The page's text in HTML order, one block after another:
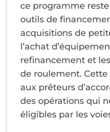
ce programme
outils de
acquisitions de
l’achat
refinancement et
de roulement.
aux prêteurs
des opérations qui
éligibles par les